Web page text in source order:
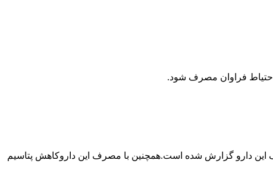
احتیاط فراوان مصرف شود.
این دارو گزارش شده است.همچنین با مصرف این داروکاهش پتاسیم